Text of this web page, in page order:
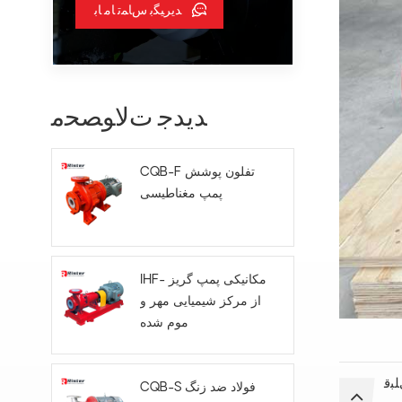
ﺪﯾﺮﯿﮕﺑ ﺱﺎﻤﺗ ﺎﻣ ﺎﺑ
ﺪﯾﺪﺟ ﺕﻻ ﻮﺼﺤﻣ
CQB-F تفلون پوشش
پمپ مغناطیسی
IHF- مکانیکی پمپ گریز
از مرکز شیمیایی مهر و
موم شده
CQB-S فولاد ضد زنگ